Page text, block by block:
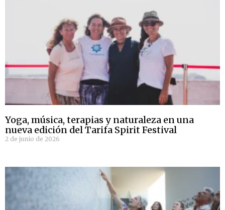
Yoga, música, terapias y naturaleza en una
nueva edición del Tarifa Spirit Festival
2 de junio de 2026